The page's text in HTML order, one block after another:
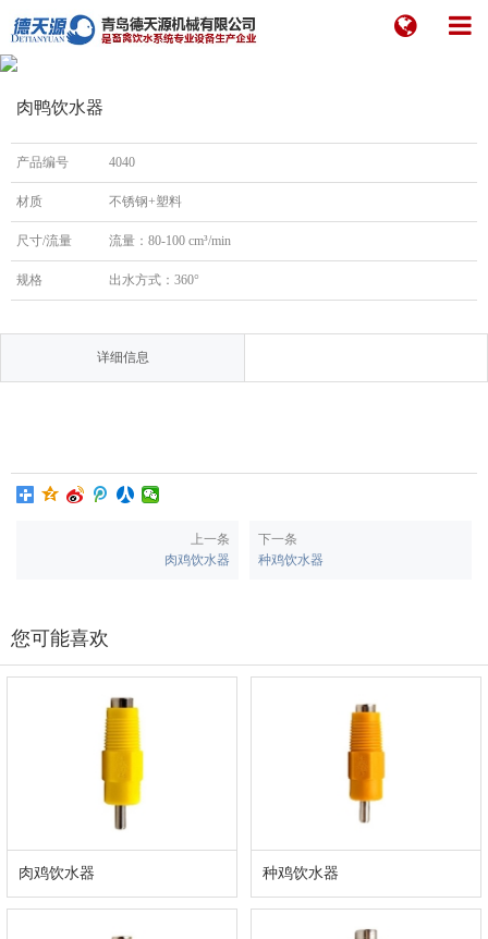
肉鸭饮水器
产品编号 4040
材质 不锈钢+塑料
尺寸/流量 流量：80-100 cm³/min
规格 出水方式：360°
详细信息
上一条
肉鸡饮水器
下一条
种鸡饮水器
您可能喜欢
肉鸡饮水器 种鸡饮水器